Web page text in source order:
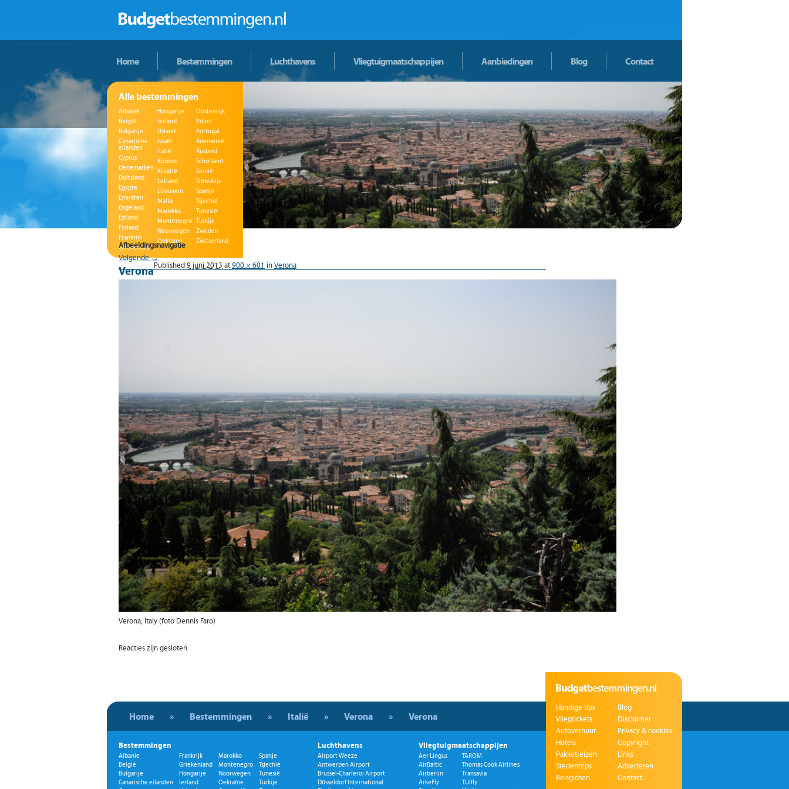
Home Bestemmingen Luchthavens Vliegtuigmaatschappijen Aanbiedingen Blog Contact
Alle bestemmingen
Albanië
België
Bulgarije
Canarische
eilanden
Cyprus
Denemarken
Duitsland
Egypte
Emiraten
Engeland
Estland
Finland
Frankrijk
Griekenland
Hongarije
Ierland
IJsland
Israël
Italië
Kosovo
Kroatië
Letland
Litouwen
Malta
Marokko
Montenegro
Noorwegen
Oekraïne
Oostenrijk
Polen
Portugal
Roemenië
Rusland
Schotland
Servië
Slowakije
Spanje
Tsjechië
Tunesië
Turkije
Zweden
Zwitserland
Afbeeldingsnavigatie
Volgende →
VeronaPublished9 juni 2013 at900 × 601 inVerona
Verona, Italy (foto Dennis Faro)
Reacties zijn gesloten.
Home » Bestemmingen » Italië » Verona » Verona
Bestemmingen
Albanië
België
Bulgarije
Canarische eilanden
Frankrijk
Griekenland
Hongarije
Ierland
Marokko
Montenegro
Noorwegen
Oekraïne
Spanje
Tsjechië
Tunesië
Turkije
Luchthavens
Airport Weeze
Antwerpen Airport
Brussel-Charleroi Airport
Düsseldorf International
Vliegtuigmaatschappijen
Aer Lingus
AirBaltic
Airberlin
ArkeFly
TAROM
Thomas Cook Airlines
Transavia
TUIfly
Handige tips
Vliegtickets
Autoverhuur
Hotels
Pakketreizen
Stedentrips
Reisgidsen
Blog
Disclaimer
Privacy & cookies
Copyright
Links
Adverteren
Contact